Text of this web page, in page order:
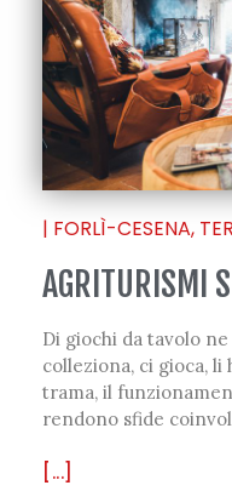
| FORLÌ-CESENA,
AGRITURISMI
Di giochi da tavolo
colleziona, ci gioca,
trama, il
rendono sfide
[...]